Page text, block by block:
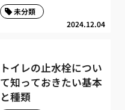
2024.12.04
未分類
トイレの止水栓につい
て知っておきたい基本
と種類